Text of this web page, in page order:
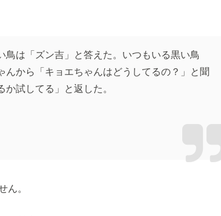
は「ズン吉」と答えた。いつもいる黒い鳥
から「キョエちゃんはどうしてるの？」と聞
試してる」と返した。
ん。